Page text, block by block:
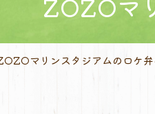
マリンスタジアムのロケ